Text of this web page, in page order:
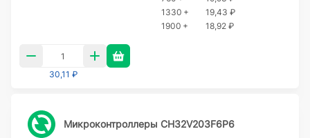
1330 +
19,43 ₽
1900 +
18,92 ₽
30,11 ₽
Микроконтроллеры CH32V203F6P6